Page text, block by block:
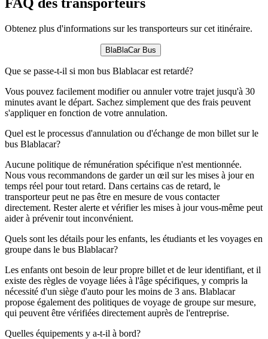
Obtenez plus d'informations sur les transporteurs sur cet itinéraire.
BlaBlaCar Bus
Que se passe-t-il si mon bus Blablacar est retardé?
Vous pouvez facilement modifier ou annuler votre trajet jusqu'à 30
minutes avant le départ. Sachez simplement que des frais peuvent
s'appliquer en fonction de votre annulation.
Quel est le processus d'annulation ou d'échange de mon billet sur le
bus Blablacar?
Aucune politique de rémunération spécifique n'est mentionnée.
Nous vous recommandons de garder un œil sur les mises à jour en
temps réel pour tout retard. Dans certains cas de retard, le
transporteur peut ne pas être en mesure de vous contacter
directement. Rester alerte et vérifier les mises à jour vous-même peut
aider à prévenir tout inconvénient.
Quels sont les détails pour les enfants, les étudiants et les voyages en
groupe dans le bus Blablacar?
Les enfants ont besoin de leur propre billet et de leur identifiant, et il
existe des règles de voyage liées à l'âge spécifiques, y compris la
nécessité d'un siège d'auto pour les moins de 3 ans. Blablacar
propose également des politiques de voyage de groupe sur mesure,
qui peuvent être vérifiées directement auprès de l'entreprise.
Quelles équipements y a-t-il à bord?